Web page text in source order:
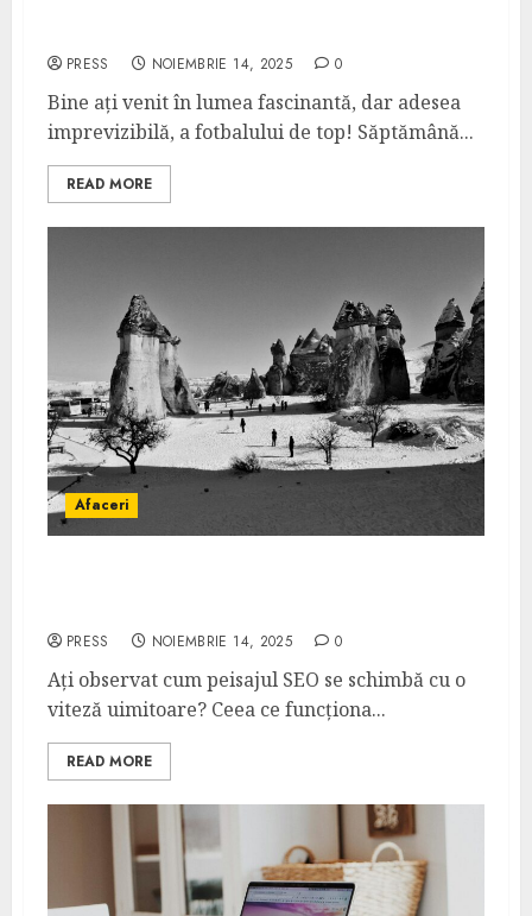
PRESS NOIEMBRIE 14, 2025 0
Bine ați venit în lumea fascinantă, dar adesea
imprevizibilă, a fotbalului de top! Săptămână...
READ MORE
Afaceri
PRESS NOIEMBRIE 14, 2025 0
Ați observat cum peisajul SEO se schimbă cu o
viteză uimitoare? Ceea ce funcționa...
READ MORE